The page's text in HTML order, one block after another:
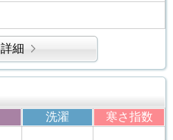
詳細
洗濯 寒さ指数